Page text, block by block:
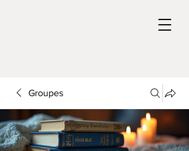
Groupes